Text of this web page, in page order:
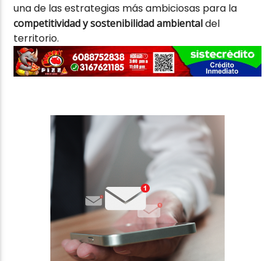
una de las estrategias más ambiciosas para la
competitividad y sostenibilidad ambientaldel
territorio.